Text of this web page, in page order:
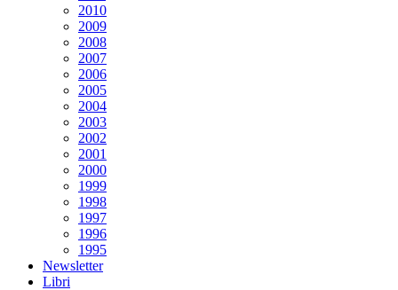
2010
2009
2008
2007
2006
2005
2004
2003
2002
2001
2000
1999
1998
1997
1996
1995
Newsletter
Libri